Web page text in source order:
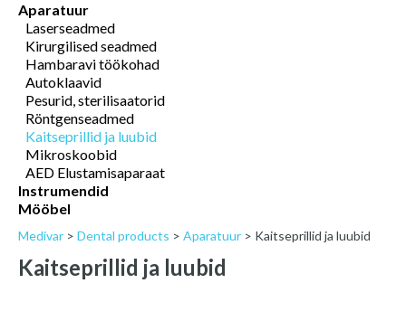
Aparatuur
Laserseadmed
Kirurgilised seadmed
Hambaravi töökohad
Autoklaavid
Pesurid, sterilisaatorid
Röntgenseadmed
Kaitseprillid ja luubid
Mikroskoobid
AED Elustamisaparaat
Instrumendid
Mööbel
Medivar > Dental products > Aparatuur > Kaitseprillid ja luubid
Kaitseprillid ja luubid